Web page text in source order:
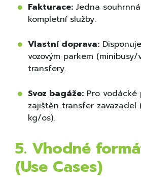
Fakturace: Jedna
kompletní služby.
Vlastní doprava:
vozovým parkem (minibusy/
transfery.
Svoz bagáže: Pro
zajištěn transfer zavazadel
kg/os).
5. Vhodné
(Use Cases)